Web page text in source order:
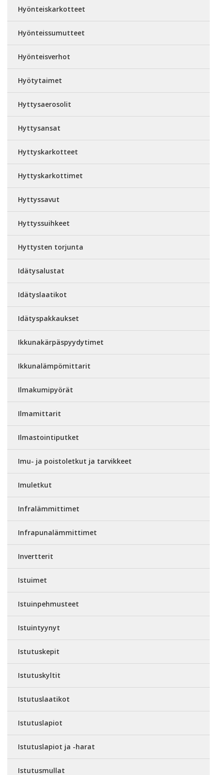
Hyönteiskarkotteet
Hyönteissumutteet
Hyönteisverhot
Hyötytaimet
Hyttysaerosolit
Hyttysansat
Hyttyskarkotteet
Hyttyskarkottimet
Hyttyssavut
Hyttyssuihkeet
Hyttysten torjunta
Idätysalustat
Idätyslaatikot
Idätyspakkaukset
Ikkunakärpäspyydytimet
Ikkunalämpömittarit
Ilmakumipyörät
Ilmamittarit
Ilmastointiputket
Imu- ja poistoletkut ja tarvikkeet
Imuletkut
Infralämmittimet
Infrapunalämmittimet
Invertterit
Istuimet
Istuinpehmusteet
Istuintyynyt
Istutuskepit
Istutuskyltit
Istutuslaatikot
Istutuslapiot
Istutuslapiot ja -harat
Istutusmullat